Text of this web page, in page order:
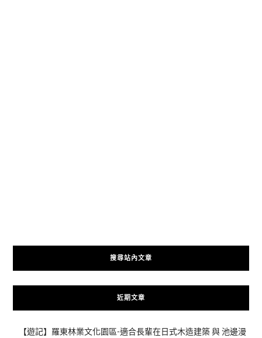
搜尋站內文章
近期文章
【遊記】羅東林業文化園區-適合長輩在日式木造建築 與 池邊漫